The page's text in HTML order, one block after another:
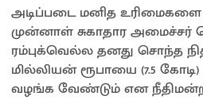
அடிப்படை மனித
முன்னாள் சுகாதார
ரம்புக்வெல்ல தனது சொந்த
மில்லியன் ரூபாயை (7.5
வழங்க வேண்டும் என